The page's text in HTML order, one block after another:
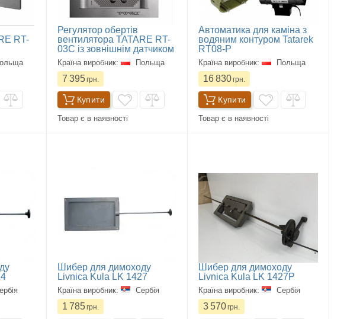
RT-
Регулятор обертів
вентилятора TATARE RT-
03C із зовнішнім датчиком
Країна виробник: Польща
7 395грн.
Купити
Товар є в наявності
Автоматика для каміна з
водяним контуром Tatarek
RT08-P
Країна виробник: Польща
16 830грн.
Купити
Товар є в наявності
Шибер для димоходу
Livnica Kula LK 1427
Країна виробник: Сербія
1 785грн.
Шибер для димоходу
Livnica Kula LK 1427P
Країна виробник: Сербія
3 570грн.